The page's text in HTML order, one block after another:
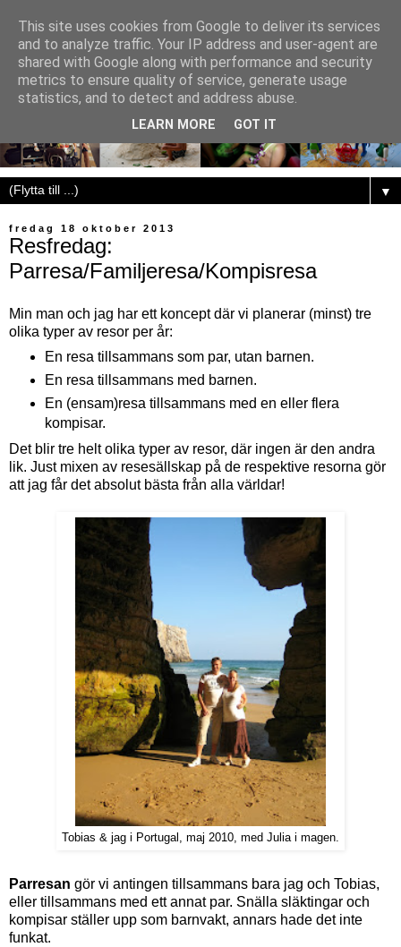
▼
fredag 18 oktober 2013
Resfredag:
Parresa/Familjeresa/Kompisresa
Min man och jag har ett koncept där vi planerar (minst) tre
olika typer av resor per år:
En resa tillsammans som par, utan barnen.
En resa tillsammans med barnen.
En (ensam)resa tillsammans med en eller flera
kompisar.
Det blir tre helt olika typer av resor, där ingen är den andra
lik. Just mixen av resesällskap på de respektive resorna gör
att jag får det absolut bästa från alla världar!
Tobias & jag i Portugal, maj 2010, med Julia i magen.
Parresan gör vi antingen tillsammans bara jag och Tobias,
eller tillsammans med ett annat par. Snälla släktingar och
kompisar ställer upp som barnvakt, annars hade det inte
funkat.
This site uses cookies from Google to deliver its services
and to analyze traffic. Your IP address and user-agent are
shared with Google along with performance and security
metrics to ensure quality of service, generate usage
statistics, and to detect and address abuse.
LEARN MORE GOT IT